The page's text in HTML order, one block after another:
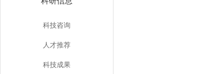
科技咨询
人才推荐
科技成果